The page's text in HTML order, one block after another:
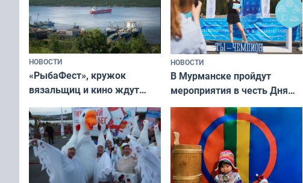
НОВОСТИ
«РыбаФест», кружок
вязальщиц и кино ждут
мурманчан в эти выходные
НОВОСТИ
В Мурманске пройдут
мероприятия в честь Дня
физкультурника